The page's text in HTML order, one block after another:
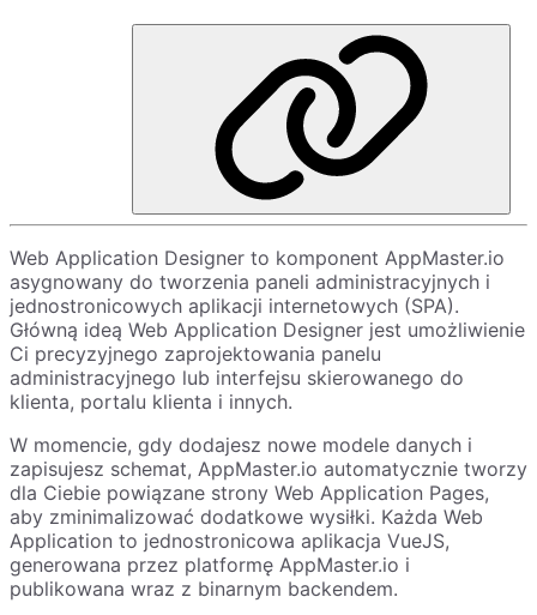
Web Application Designer to komponent AppMaster.io
asygnowany do tworzenia paneli administracyjnych i
jednostronicowych aplikacji internetowych (SPA).
Główną ideą Web Application Designer jest umożliwienie
Ci precyzyjnego zaprojektowania panelu
administracyjnego lub interfejsu skierowanego do
klienta, portalu klienta i innych.
W momencie, gdy dodajesz nowe modele danych i
zapisujesz schemat, AppMaster.io automatycznie tworzy
dla Ciebie powiązane strony Web Application Pages,
aby zminimalizować dodatkowe wysiłki. Każda Web
Application to jednostronicowa aplikacja VueJS,
generowana przez platformę AppMaster.io i
publikowana wraz z binarnym backendem.